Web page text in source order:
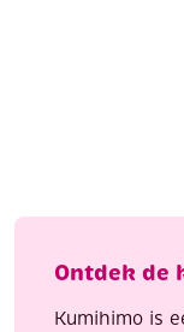
Ontdek de
Kumihimo is